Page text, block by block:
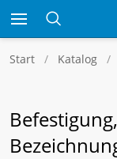
Start Katalog